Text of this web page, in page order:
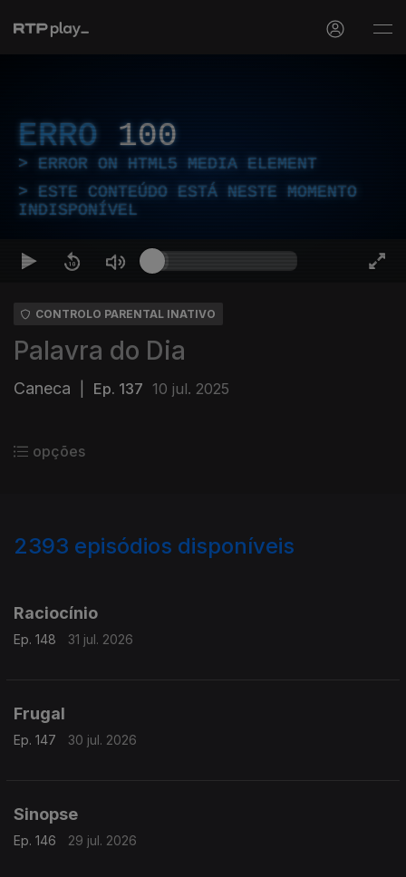
ERRO 100
ERROR ON HTML5 MEDIA ELEMENT
ESTE CONTEÚDO ESTÁ NESTE MOMENTO
INDISPONÍVEL
CONTROLO PARENTAL INATIVO
Palavra do Dia
Caneca Ep. 137 10 jul. 2025
opções
2393 episódios disponíveis
Raciocínio
Ep. 148 31 jul. 2026
Frugal
Ep. 147 30 jul. 2026
Sinopse
Ep. 146 29 jul. 2026